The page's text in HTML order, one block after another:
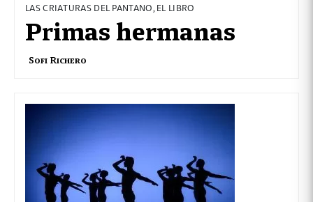
LAS CRIATURAS DEL PANTANO, EL LIBRO
Primas hermanas
Sofi Richero